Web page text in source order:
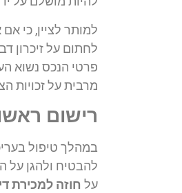
למותר לציין, כי
לחתום על זיכרון
פרטי הנכס נשוא
מרבית על זכויות
רישום
במהלך טיפול
להבטיח ולהגן על
על חוזה למכירת